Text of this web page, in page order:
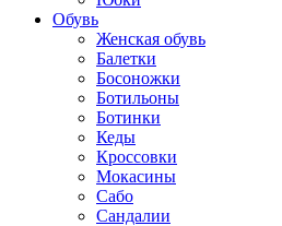
Обувь
Женская обувь
Балетки
Босоножки
Ботильоны
Ботинки
Кеды
Кроссовки
Мокасины
Сабо
Сандалии